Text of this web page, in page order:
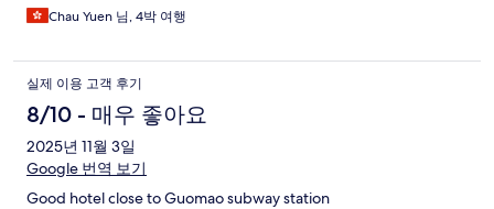
Chau Yuen 님, 4박 여행
실제 이용 고객 후기
8/10 - 매우 좋아요
2025년 11월 3일
Google 번역 보기
Good hotel close to Guomao subway station